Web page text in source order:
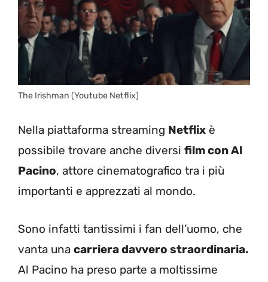
The Irishman (Youtube Netflix)
Nella piattaforma streaming Netflix è
possibile trovare anche diversi film con Al
Pacino, attore cinematografico tra i più
importanti e apprezzati al mondo.
Sono infatti tantissimi i fan dell’uomo, che
vanta una carriera davvero straordinaria.
Al Pacino ha preso parte a moltissime